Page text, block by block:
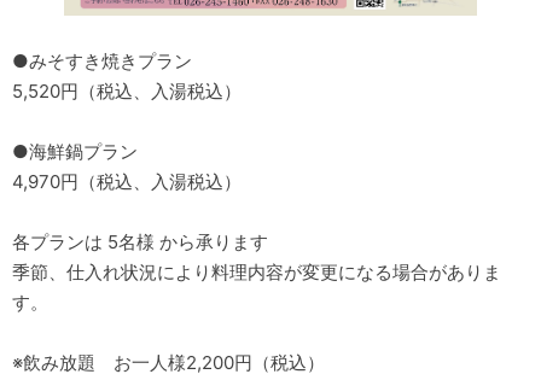
●みそすき焼きプラン
5,520円（税込、入湯税込）
●海鮮鍋プラン
4,970円（税込、入湯税込）
各プランは 5名様 から承ります
季節、仕入れ状況により料理内容が変更になる場合がありま
す。
※飲み放題 お一人様2,200円（税込）